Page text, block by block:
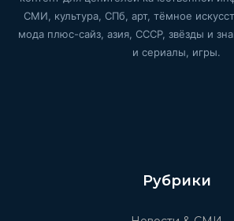
СМИ, культура, СПб, арт, тёмное
мода плюс-сайз, азия, СССР, звёзды и
и сериалы, игры.
Рубрики